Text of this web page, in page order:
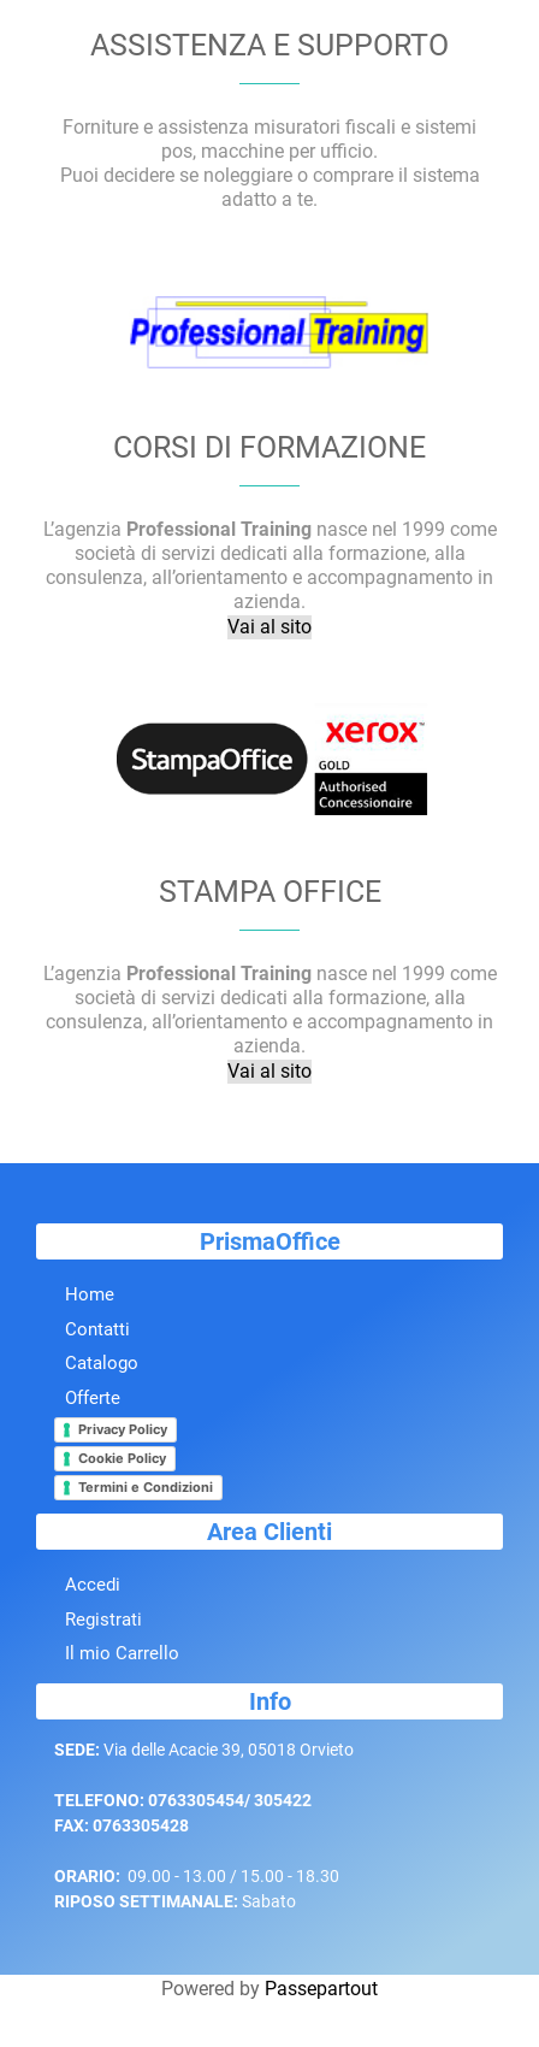
ASSISTENZA E SUPPORTO
Forniture e assistenza misuratori fiscali e sistemi
pos, macchine per ufficio.
Puoi decidere se noleggiare o comprare il sistema
adatto a te.
CORSI DI FORMAZIONE
L’agenzia Professional Trainingnasce nel 1999 come
società di servizi dedicati alla formazione, alla
consulenza, all’orientamento e accompagnamento in
azienda.
Vai al sito
STAMPA OFFICE
L’agenzia Professional Trainingnasce nel 1999 come
società di servizi dedicati alla formazione, alla
consulenza, all’orientamento e accompagnamento in
azienda.
Vai al sito
PrismaOffice
Home
Contatti
Catalogo
Offerte
Privacy Policy
Cookie Policy
Termini e Condizioni
Area Clienti
Accedi
Registrati
Il mio Carrello
Info
SEDE: Via delle Acacie 39, 05018 Orvieto
TELEFONO: 0763305454/ 305422
FAX: 0763305428
ORARIO: 09.00 - 13.00 / 15.00 - 18.30
RIPOSO SETTIMANALE: Sabato
Powered by Passepartout